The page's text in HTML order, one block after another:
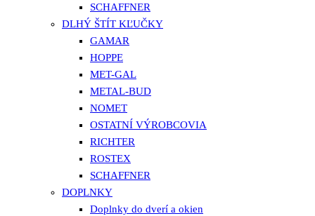
SCHAFFNER
DLHÝ ŠTÍT KĽUČKY
GAMAR
HOPPE
MET-GAL
METAL-BUD
NOMET
OSTATNÍ VÝROBCOVIA
RICHTER
ROSTEX
SCHAFFNER
DOPLNKY
Doplnky do dverí a okien